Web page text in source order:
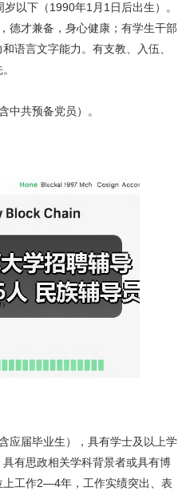
以下（1990年1月1日后出生）。
才兼备，身心健康；有学生干部
语言文字能力。有支教、入伍、
共预备党员）。
届毕业生），具有学士及以上学
有思政相关学科背景者或具有博
工作2—4年，工作实绩突出、表